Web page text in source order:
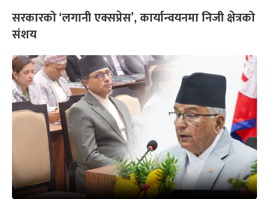
सरकारको ‘लगानी एक्सप्रेस’, कार्यान्वयनमा निजी क्षेत्रको
संशय